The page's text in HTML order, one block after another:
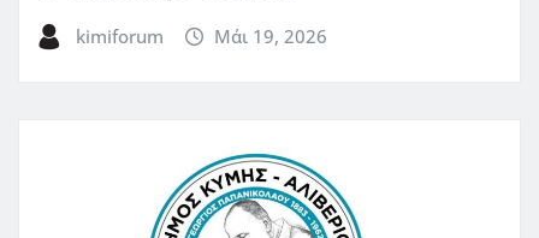
kimiforum Μάι 19, 2026